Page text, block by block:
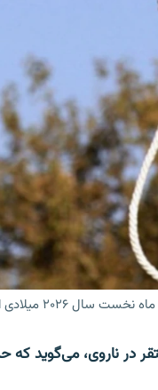
حداقل ۴۴۴ تن را ثبت کرده‌است.
۷۱ تن در ماه جولای امسال در ایران